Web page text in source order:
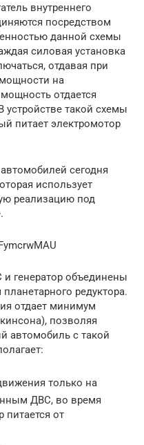
внутреннего
посредством
данной схемы
силовая установка
отдавая при
на
отдается
такой схемы
питает электромотор
сегодня
использует
реализацию под
и генератор объединены
редуктора.
отдает минимум
позволяя
автомобиль с такой
только на
ДВС, во время
питается от